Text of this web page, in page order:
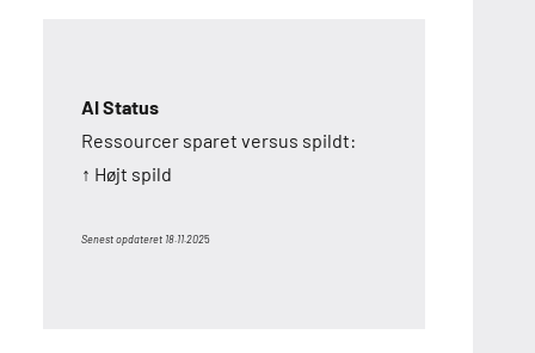
AI Status
Ressourcer sparet versus spildt:
↑ Højt spild
Senest opdateret 18.11.2025